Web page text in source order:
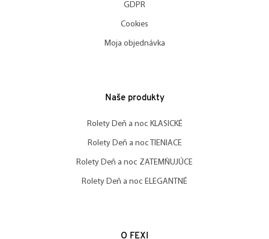
GDPR
Cookies
Moja objednávka
Naše produkty
Rolety Deň a noc KLASICKÉ
Rolety Deň a noc TIENIACE
Rolety Deň a noc ZATEMŇUJÚCE
Rolety Deň a noc ELEGANTNÉ
O FEXI